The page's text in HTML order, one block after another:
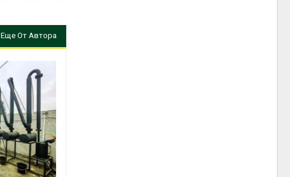
Еще От Автора